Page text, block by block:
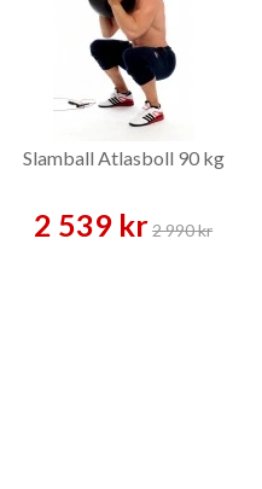
Slamball Atlasboll 90 kg
2 539 kr2 990 kr